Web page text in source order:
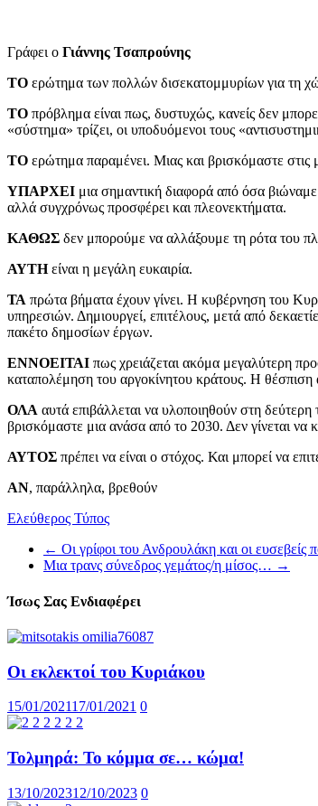
Γράφει ο Γιάννης Τσαπρούνης
ΤΟ ερώτημα των πολλών δισεκατομμυρίων για τη
ΤΟ πρόβλημα είναι πως, δυστυχώς, κανείς δεν
«σύστημα» τρίζει, οι υποδυόμενοι τους
ΤΟ ερώτημα παραμένει. Μιας και βρισκόμαστε
ΥΠΑΡΧΕΙ μια σημαντική διαφορά από όσα
αλλά συγχρόνως προσφέρει και πλεονεκτήματα.
ΚΑΘΩΣ δεν μπορούμε να αλλάξουμε τη ρότα του
ΑΥΤΗείναι η μεγάλη ευκαιρία.
ΤΑ πρώτα βήματα έχουν γίνει. Η κυβέρνηση του
υπηρεσιών. Δημιουργεί, επιτέλους, μετά από
πακέτο δημοσίων έργων.
ΕΝΝΟΕΙΤΑΙ πως χρειάζεται ακόμα μεγαλύτερη
καταπολέμηση του αργοκίνητου κράτους. Η θέσπιση
ΟΛΑ αυτά επιβάλλεται να υλοποιηθούν στη
βρισκόμαστε μια ανάσα από το 2030. Δεν γίνεται
ΑΥΤΟΣ πρέπει να είναι ο στόχος. Και μπορεί να
ΑΝ, παράλληλα, βρεθούν
Ελεύθερος Τύπος
← Οι γρίφοι του Ανδρουλάκη και οι ευσεβείς
Μια τρανς σύνεδρος γεμάτος/η μίσος… →
Ίσως Σας Ενδιαφέρει
Οι εκλεκτοί του Κυριάκου
15/01/202117/01/2021 0
Τολμηρά: Το κόμμα σε… κώμα!
13/10/202312/10/2023 0